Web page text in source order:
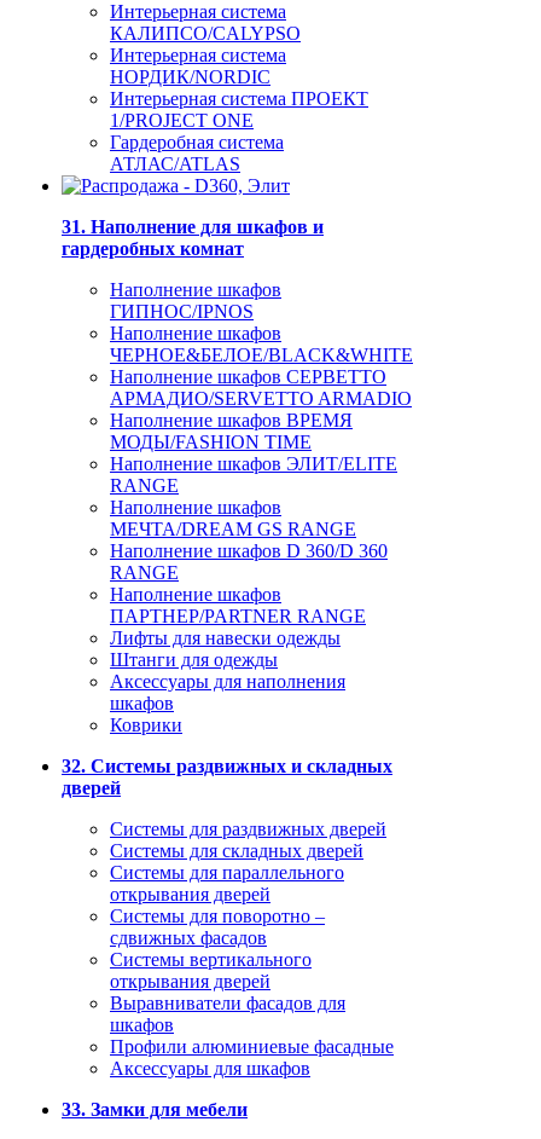
Интерьерная система
КАЛИПСО/CALYPSO
Интерьерная система
НОРДИК/NORDIC
Интерьерная система ПРОЕКТ
1/PROJECT ONE
Гардеробная система
АТЛАС/ATLAS
31. Наполнение для шкафов и
гардеробных комнат
Наполнение шкафов
ГИПНОС/IPNOS
Наполнение шкафов
ЧЕРНОЕ&БЕЛОЕ/BLACK&WHITE
Наполнение шкафов СЕРВЕТТО
АРМАДИО/SERVETTO ARMADIO
Наполнение шкафов ВРЕМЯ
МОДЫ/FASHION TIME
Наполнение шкафов ЭЛИТ/ELITE
RANGE
Наполнение шкафов
МЕЧТА/DREAM GS RANGE
Наполнение шкафов D 360/D 360
RANGE
Наполнение шкафов
ПАРТНЕР/PARTNER RANGE
Лифты для навески одежды
Штанги для одежды
Аксессуары для наполнения
шкафов
Коврики
32. Системы раздвижных и складных
дверей
Системы для раздвижных дверей
Системы для складных дверей
Системы для параллельного
открывания дверей
Системы для поворотно –
сдвижных фасадов
Системы вертикального
открывания дверей
Выравниватели фасадов для
шкафов
Профили алюминиевые фасадные
Аксессуары для шкафов
33. Замки для мебели